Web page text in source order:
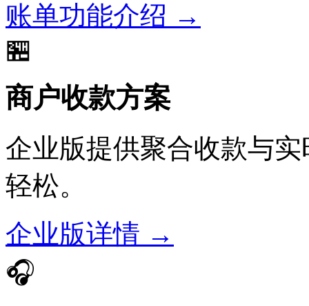
账单功能介绍 →
🏪
商户收款方案
企业版提供聚合收款与实
轻松。
企业版详情 →
🎧